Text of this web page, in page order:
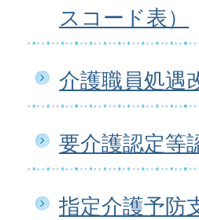
スコード表）
介護職員処遇
要介護認定等
指定介護予防